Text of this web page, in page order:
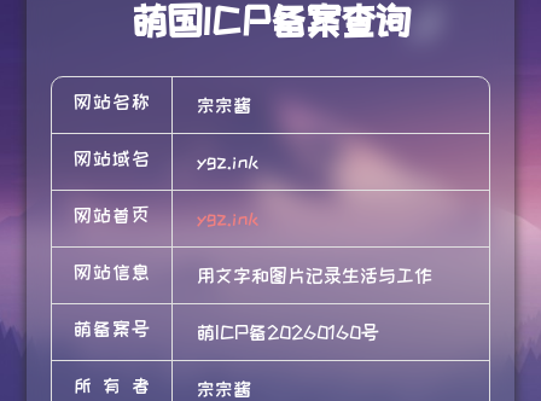
萌国ICP备案查询
网站名称 宗宗酱
网站域名 ygz.ink
网站首页 ygz.ink
网站信息 用文字和图片记录生活与工作
萌备案号 萌ICP备20260160号
所有者 宗宗酱